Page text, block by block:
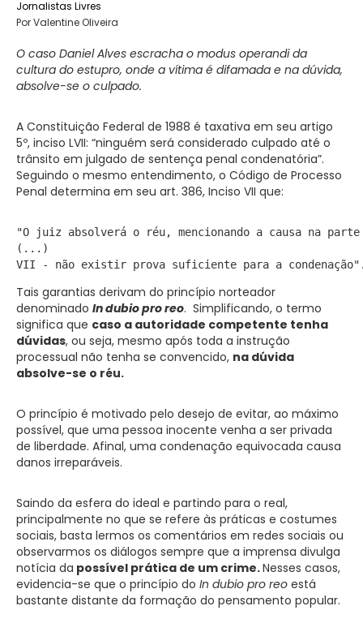
Jornalistas Livres
Por Valentine Oliveira
O caso Daniel Alves escracha o modus operandi da
cultura do estupro, onde a vítima é difamada e na dúvida,
absolve-se o culpado.
A Constituição Federal de 1988 é taxativa em seu artigo
5º, inciso LVII: “ninguém será considerado culpado até o
trânsito em julgado de sentença penal condenatória”.
Seguindo o mesmo entendimento, o Código de Processo
Penal determina em seu art. 386, Inciso VII que:
"O juiz absolverá o réu, mencionando a causa na
(...)
VII - não existir prova suficiente para a
Tais garantias derivam do princípio norteador
denominado In dubio pro reo. Simplificando, o termo
significa que caso a autoridade competente tenha
dúvidas, ou seja, mesmo após toda a instrução
processual não tenha se convencido, na dúvida
absolve-se o réu.
O princípio é motivado pelo desejo de evitar, ao máximo
possível, que uma pessoa inocente venha a ser privada
de liberdade. Afinal, uma condenação equivocada causa
danos irreparáveis.
Saindo da esfera do ideal e partindo para o real,
principalmente no que se refere às práticas e costumes
sociais, basta lermos os comentários em redes sociais ou
observarmos os diálogos sempre que a imprensa divulga
notícia da possível prática de um crime.Nesses casos,
evidencia-se que o princípio do In dubio pro reo está
bastante distante da formação do pensamento popular.